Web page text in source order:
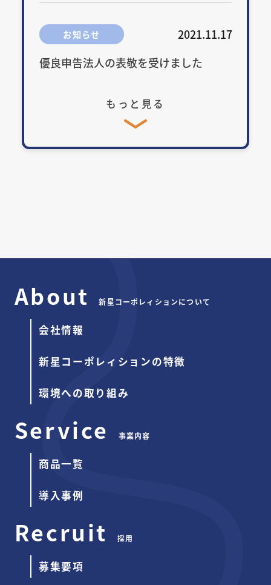
お知らせ
2021.11.17
優良申告法人の表敬を受けました
もっと見る
About 新星コーポレィションについて
会社情報
新星コーポレィションの特徴
環境への取り組み
Service 事業内容
商品一覧
導入事例
Recruit 採用
募集要項